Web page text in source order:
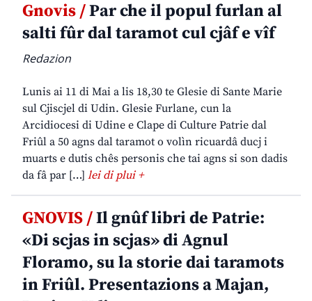
Gnovis /Par che il popul furlan al
salti fûr dal taramot cul cjâf e vîf
Redazion
Lunis ai 11 di Mai a lis 18,30 te Glesie di Sante Marie
sul Cjiscjel di Udin. Glesie Furlane, cun la
Arcidiocesi di Udine e Clape di Culture Patrie dal
Friûl a 50 agns dal taramot o volìn ricuardâ ducj i
muarts e dutis chês personis che tai agns si son dadis
da fâ par […] lei di plui +
GNOVIS /Il gnûf libri de Patrie:
«Di scjas in scjas» di Agnul
Floramo, su la storie dai taramots
in Friûl. Presentazions a Majan,